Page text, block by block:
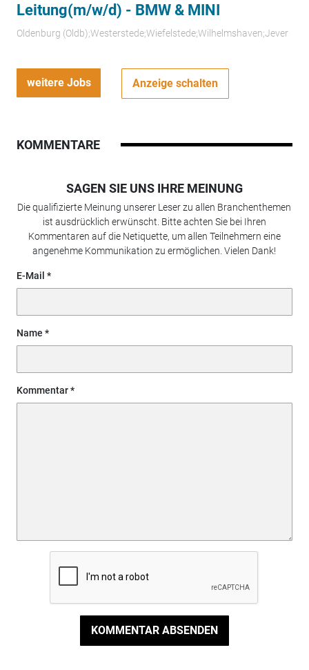
Leitung(m/w/d) - BMW & MINI
Oldenburg (Oldb);Westerstede;Wiefelstede;Wilhelmshaven;Jever
weitere Jobs Anzeige schalten
KOMMENTARE
SAGEN SIE UNS IHRE MEINUNG
Die qualifizierte Meinung unserer Leser zu allen Branchenthemen
ist ausdrücklich erwünscht. Bitte achten Sie bei Ihren
Kommentaren auf die Netiquette, um allen Teilnehmern eine
angenehme Kommunikation zu ermöglichen. Vielen Dank!
E-Mail
Name
Kommentar
KOMMENTAR ABSENDEN